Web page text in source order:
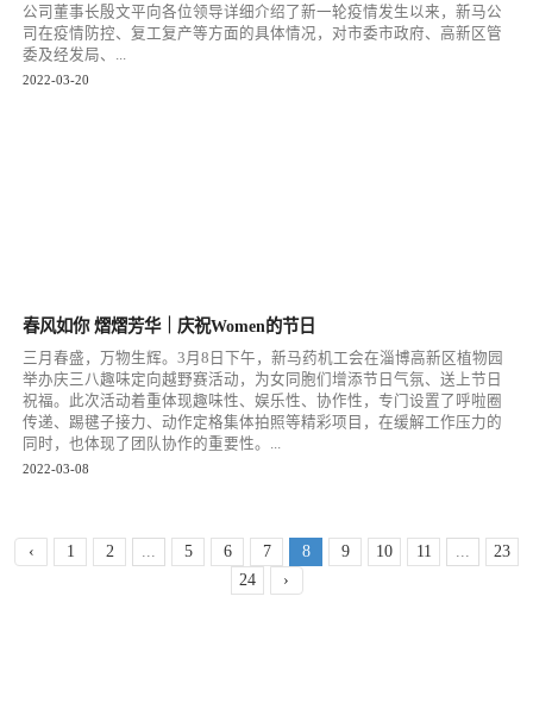
公司董事长殷文平向各位领导详细介绍了新一轮疫情发生以来，新马公
司在疫情防控、复工复产等方面的具体情况，对市委市政府、高新区管
委及经发局、...
2022-03-20
春风如你 熠熠芳华｜庆祝Women的节日
三月春盛，万物生辉。3月8日下午，新马药机工会在淄博高新区植物园
举办庆三八趣味定向越野赛活动，为女同胞们增添节日气氛、送上节日
祝福。此次活动着重体现趣味性、娱乐性、协作性，专门设置了呼啦圈
传递、踢毽子接力、动作定格集体拍照等精彩项目，在缓解工作压力的
同时，也体现了团队协作的重要性。...
2022-03-08
‹ 1 2 ... 5 6 7 8 9 10 11 ...
23
24
›